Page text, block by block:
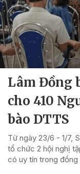
Lâm Đồng
cho 410
bào DTTS
Từ ngày 23/6 - 1/7,
tổ chức 2 hội nghị
có uy tín trong đồng